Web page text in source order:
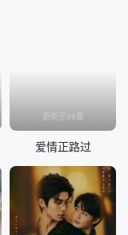
更新至08集
爱情正路过